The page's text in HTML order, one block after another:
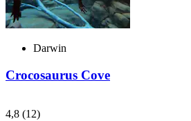
Darwin
Crocosaurus Cove
4,8 (12)